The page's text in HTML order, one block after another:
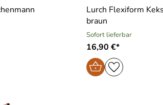
Lurch Flexiform
braun
Sofort lieferbar
16,90 €*